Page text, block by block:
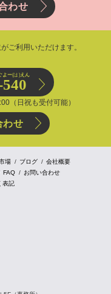
わせ
ご利用いただけます。
よー(は)えん
（日祝も受付可能）
わせ
場 ブログ
会社概要
FAQ
お問い合わせ
表記